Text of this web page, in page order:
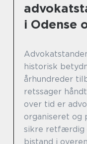
i Odense
historisk
århundreder
retssager
over tid er
organiseret og
sikre retfærdig
bistand i